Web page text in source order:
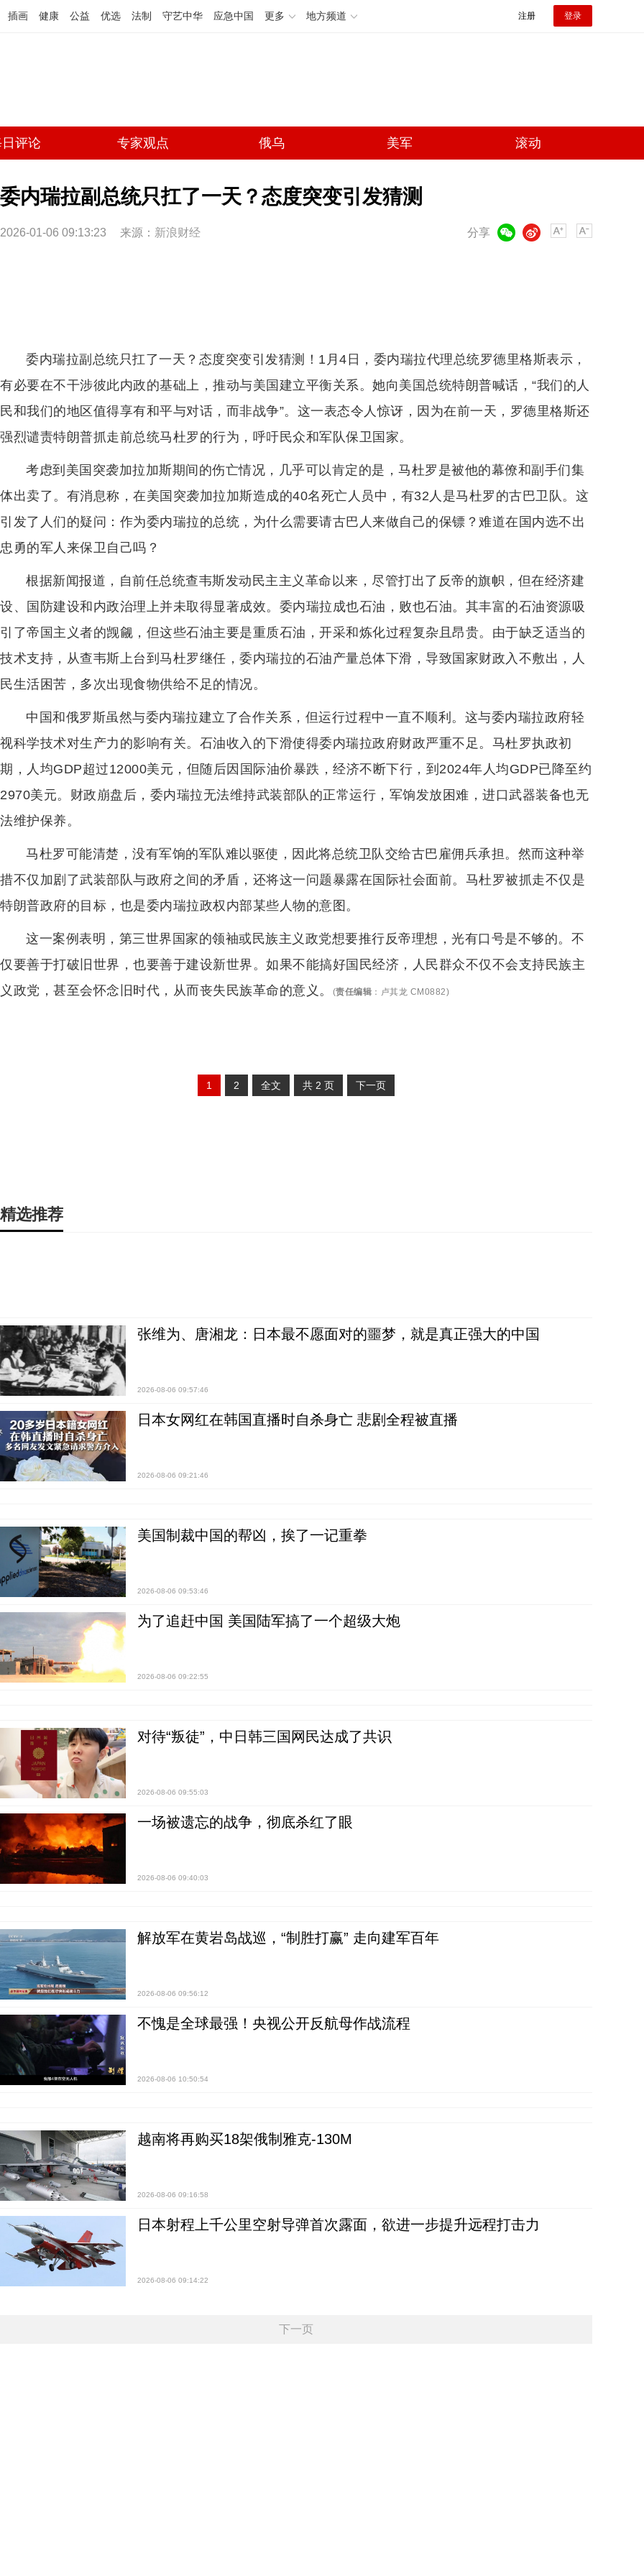
插画 健康 公益 优选 法制 守艺中华 应急中国 更多 地方频道 注册 登录
评论 专家观点 俄乌 美军 滚动
委内瑞拉副总统只扛了一天？态度突变引发猜测
2026-01-06 09:13:23 来源： 新浪财经 分享
微博
委内瑞拉副总统只扛了一天？态度突变引发猜测！1月4日，委内瑞拉代理总统罗德里格斯表示，
有必要在不干涉彼此内政的基础上，推动与美国建立平衡关系。她向美国总统特朗普喊话，“我们的人
民和我们的地区值得享有和平与对话，而非战争”。这一表态令人惊讶，因为在前一天，罗德里格斯还
强烈谴责特朗普抓走前总统马杜罗的行为，呼吁民众和军队保卫国家。
考虑到美国突袭加拉加斯期间的伤亡情况，几乎可以肯定的是，马杜罗是被他的幕僚和副手们集
体出卖了。有消息称，在美国突袭加拉加斯造成的40名死亡人员中，有32人是马杜罗的古巴卫队。这
引发了人们的疑问：作为委内瑞拉的总统，为什么需要请古巴人来做自己的保镖？难道在国内选不出
忠勇的军人来保卫自己吗？
根据新闻报道，自前任总统查韦斯发动民主主义革命以来，尽管打出了反帝的旗帜，但在经济建
设、国防建设和内政治理上并未取得显著成效。委内瑞拉成也石油，败也石油。其丰富的石油资源吸
引了帝国主义者的觊觎，但这些石油主要是重质石油，开采和炼化过程复杂且昂贵。由于缺乏适当的
技术支持，从查韦斯上台到马杜罗继任，委内瑞拉的石油产量总体下滑，导致国家财政入不敷出，人
民生活困苦，多次出现食物供给不足的情况。
中国和俄罗斯虽然与委内瑞拉建立了合作关系，但运行过程中一直不顺利。这与委内瑞拉政府轻
视科学技术对生产力的影响有关。石油收入的下滑使得委内瑞拉政府财政严重不足。马杜罗执政初
期，人均GDP超过12000美元，但随后因国际油价暴跌，经济不断下行，到2024年人均GDP已降至约
2970美元。财政崩盘后，委内瑞拉无法维持武装部队的正常运行，军饷发放困难，进口武器装备也无
法维护保养。
马杜罗可能清楚，没有军饷的军队难以驱使，因此将总统卫队交给古巴雇佣兵承担。然而这种举
措不仅加剧了武装部队与政府之间的矛盾，还将这一问题暴露在国际社会面前。马杜罗被抓走不仅是
特朗普政府的目标，也是委内瑞拉政权内部某些人物的意图。
这一案例表明，第三世界国家的领袖或民族主义政党想要推行反帝理想，光有口号是不够的。不
仅要善于打破旧世界，也要善于建设新世界。如果不能搞好国民经济，人民群众不仅不会支持民族主
义政党，甚至会怀念旧时代，从而丧失民族革命的意义。
(责任编辑 ： 卢其龙 CM0882)
1 2 全文 共 2 页 下一页
精选推荐
张维为、唐湘龙：日本最不愿面对的噩梦，就是真正强大的中国
2026-08-06 09:57:46
日本女网红在韩国直播时自杀身亡 悲剧全程被直播
2026-08-06 09:21:46
美国制裁中国的帮凶，挨了一记重拳
2026-08-06 09:53:46
为了追赶中国 美国陆军搞了一个超级大炮
2026-08-06 09:22:55
对待“叛徒”，中日韩三国网民达成了共识
2026-08-06 09:55:03
一场被遗忘的战争，彻底杀红了眼
2026-08-06 09:40:03
解放军在黄岩岛战巡，“制胜打赢” 走向建军百年
2026-08-06 09:56:12
不愧是全球最强！央视公开反航母作战流程
2026-08-06 10:50:54
越南将再购买18架俄制雅克-130M
2026-08-06 09:16:58
日本射程上千公里空射导弹首次露面，欲进一步提升远程打击力
2026-08-06 09:14:22
下一页